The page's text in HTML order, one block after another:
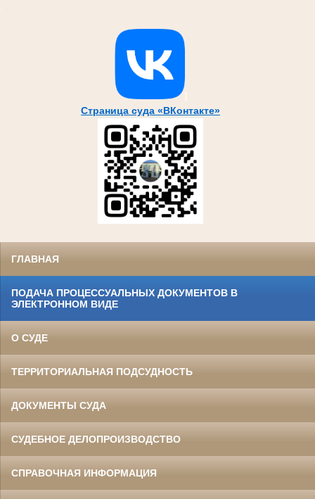
Страница суда «ВКонтакте»
ГЛАВНАЯ
ПОДАЧА ПРОЦЕССУАЛЬНЫХ ДОКУМЕНТОВ В
ЭЛЕКТРОННОМ ВИДЕ
О СУДЕ
ТЕРРИТОРИАЛЬНАЯ ПОДСУДНОСТЬ
ДОКУМЕНТЫ СУДА
СУДЕБНОЕ ДЕЛОПРОИЗВОДСТВО
СПРАВОЧНАЯ ИНФОРМАЦИЯ